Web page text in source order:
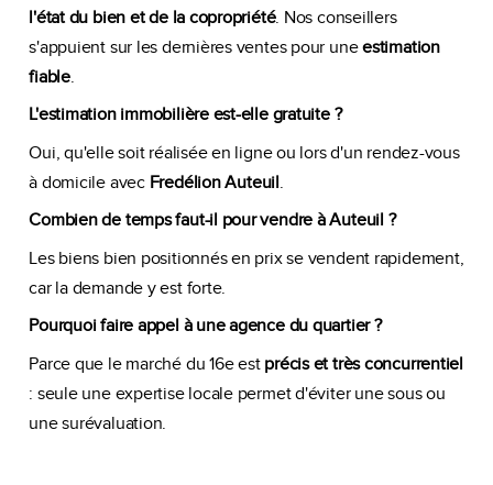
l'état du bien et de la copropriété. Nos conseillers
s'appuient sur les dernières ventes pour uneestimation
fiable.
L'estimation immobilière est-elle gratuite ?
Oui, qu'elle soit réalisée en ligne ou lors d'un rendez-vous
à domicile avec Fredélion Auteuil.
Combien de temps faut-il pour vendre à Auteuil ?
Les biens bien positionnés en prix se vendent rapidement,
car la demande y est forte.
Pourquoi faire appel à une agence du quartier ?
Parce que le marché du 16e est précis et très concurrentiel
: seule une expertise locale permet d'éviter une sous ou
une surévaluation.